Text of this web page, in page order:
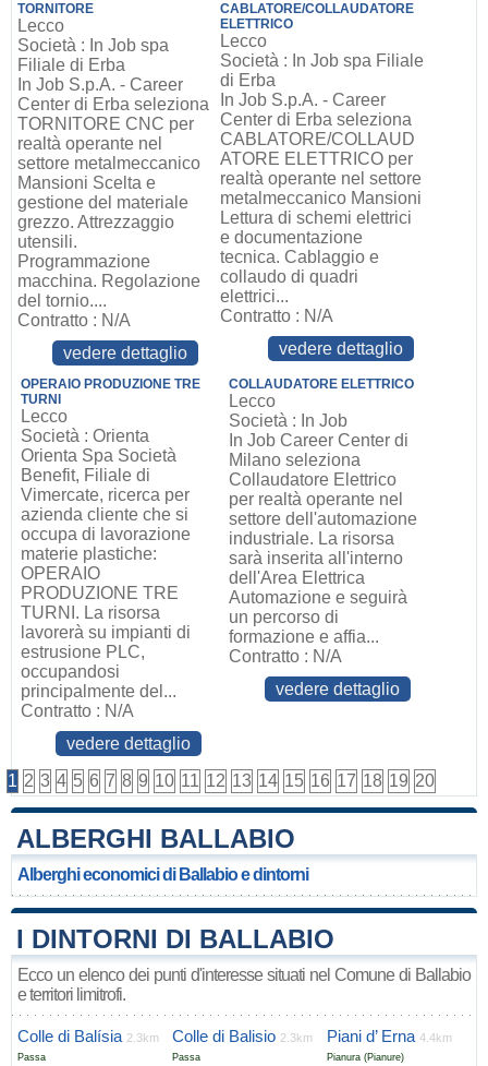
TORNITORE
Lecco
Società : In Job spa
Filiale di Erba
In Job S.p.A. - Career
Center di Erba seleziona
TORNITORE CNC per
realtà operante nel
settore metalmeccanico
Mansioni Scelta e
gestione del materiale
grezzo. Attrezzaggio
utensili.
Programmazione
macchina. Regolazione
del tornio....
Contratto : N/A
vedere dettaglio
CABLATORE/COLLAUDATORE
ELETTRICO
Lecco
Società : In Job spa Filiale
di Erba
In Job S.p.A. - Career
Center di Erba seleziona
CABLATORE/COLLAUD
ATORE ELETTRICO per
realtà operante nel settore
metalmeccanico Mansioni
Lettura di schemi elettrici
e documentazione
tecnica. Cablaggio e
collaudo di quadri
elettrici...
Contratto : N/A
vedere dettaglio
OPERAIO PRODUZIONE TRE
TURNI
Lecco
Società : Orienta
Orienta Spa Società
Benefit, Filiale di
Vimercate, ricerca per
azienda cliente che si
occupa di lavorazione
materie plastiche:
OPERAIO
PRODUZIONE TRE
TURNI. La risorsa
lavorerà su impianti di
estrusione PLC,
occupandosi
principalmente del...
Contratto : N/A
vedere dettaglio
COLLAUDATORE ELETTRICO
Lecco
Società : In Job
In Job Career Center di
Milano seleziona
Collaudatore Elettrico
per realtà operante nel
settore dell'automazione
industriale. La risorsa
sarà inserita all'interno
dell'Area Elettrica
Automazione e seguirà
un percorso di
formazione e affia...
Contratto : N/A
vedere dettaglio
1 2 3 4 5 6 7 8 9 10 11 12 13 14 15 16 17 18 19 20
ALBERGHI BALLABIO
Alberghi economici di Ballabio e dintorni
I DINTORNI DI BALLABIO
Ecco un elenco dei punti d'interesse situati nel Comune di Ballabio
e territori limitrofi.
Colle di Balísia 2.3km
Passa
Colle di Balisio 2.3km
Passa
Piani d’ Erna 4.4km
Pianura (Pianure)